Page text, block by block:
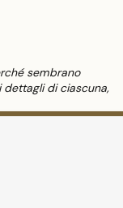
sembrano
dettagli di ciascuna,